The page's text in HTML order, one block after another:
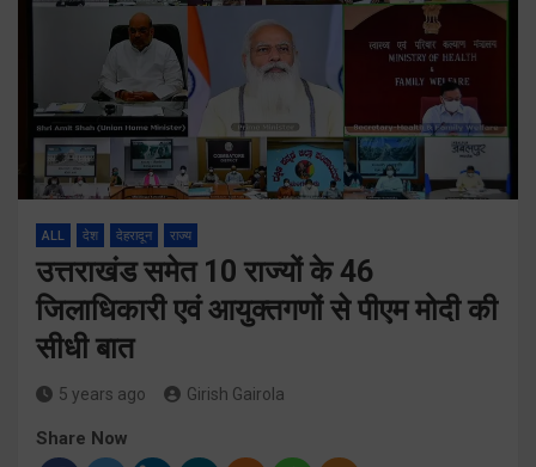
ALL देश देहरादून राज्य
उत्तराखंड समेत 10 राज्यों के 46
जिलाधिकारी एवं आयुक्तगणों से पीएम मोदी की
सीधी बात
5 years ago Girish Gairola
Share Now